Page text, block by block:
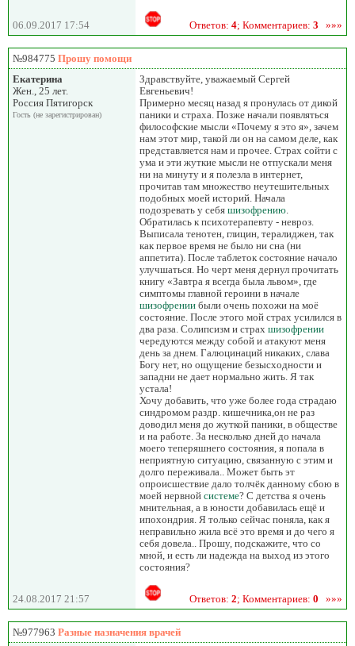
06.09.2017 17:54 Ответов: 4; Комментариев: 3 »»»
№984775 Прошу помощи
Екатерина
Жен., 25 лет.
Россия Пятигорск
Гость (не зарегистрирован)
Здравствуйте, уважаемый Сергей
Евгеньевич!
Примерно месяц назад я пронулась от дикой
паники и страха. Позже начали появляться
философские мысли «Почему я это я», зачем
нам этот мир, такой ли он на самом деле, как
представляется нам и прочее. Страх сойти с
ума и эти жуткие мысли не отпускали меня
ни на минуту и я полезла в интернет,
прочитав там множество неутешительных
подобных моей историй. Начала
подозревать у себя шизофрению.
Обратилась к психотерапевту - невроз.
Выписала тенотен, глицин, тералиджен, так
как первое время не было ни сна (ни
аппетита). После таблеток состояние начало
улучшаться. Но черт меня дернул прочитать
книгу «Завтра я всегда была львом», где
симптомы главной героини в начале
шизофрении были очень похожи на моё
состояние. После этого мой страх усилился в
два раза. Солипсизм и страх шизофрении
чередуются между собой и атакуют меня
день за днем. Галюцинаций никаких, слава
Богу нет, но ощущение безысходности и
западни не дает нормально жить. Я так
устала!
Хочу добавить, что уже более года страдаю
синдромом раздр. кишечника,он не раз
доводил меня до жуткой паники, в обществе
и на работе. За несколько дней до начала
моего теперяшнего состояния, я попала в
неприятную ситуацию, связанную с этим и
долго переживала.. Может быть эт
опроисшествие дало толчёк данному сбою в
моей нервной системе? С детства я очень
мнительная, а в юности добавилась ещё и
ипохондрия. Я только сейчас поняла, как я
неправильно жила всё это время и до чего я
себя довела.. Прошу, подскажите, что со
мной, и есть ли надежда на выход из этого
состояния?
24.08.2017 21:57 Ответов: 2; Комментариев: 0 »»»
№977963 Разные назначения врачей